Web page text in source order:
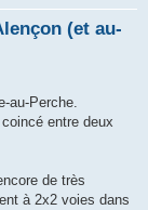
(et au-
au-Perche.
entre deux
de très
à 2x2 voies dans